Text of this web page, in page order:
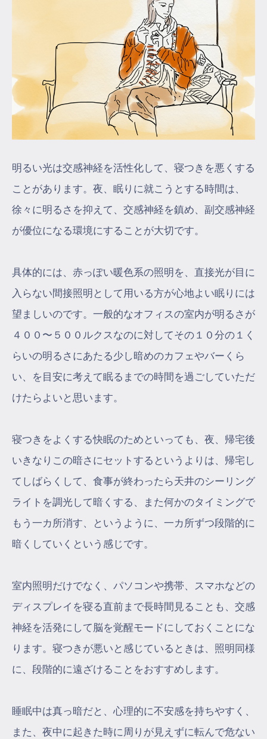
明るい光は交感神経を活性化して、寝つきを悪くする
ことがあります。夜、眠りに就こうとする時間は、
徐々に明るさを抑えて、交感神経を鎮め、副交感神経
が優位になる環境にすることが大切です。
具体的には、赤っぽい暖色系の照明を、直接光が目に
入らない間接照明として用いる方が心地よい眠りには
望ましいのです。一般的なオフィスの室内が明るさが
４００〜５００ルクスなのに対してその１０分の１く
らいの明るさにあたる少し暗めのカフェやバーくら
い、を目安に考えて眠るまでの時間を過ごしていただ
けたらよいと思います。
寝つきをよくする快眠のためといっても、夜、帰宅後
いきなりこの暗さにセットするというよりは、帰宅し
てしばらくして、食事が終わったら天井のシーリング
ライトを調光して暗くする、また何かのタイミングで
もう一カ所消す、というように、一カ所ずつ段階的に
暗くしていくという感じです。
室内照明だけでなく、パソコンや携帯、スマホなどの
ディスプレイを寝る直前まで長時間見ることも、交感
神経を活発にして脳を覚醒モードにしておくことにな
ります。寝つきが悪いと感じているときは、照明同様
に、段階的に遠ざけることをおすすめします。
睡眠中は真っ暗だと、心理的に不安感を持ちやすく、
また、夜中に起きた時に周りが見えずに転んで危ない